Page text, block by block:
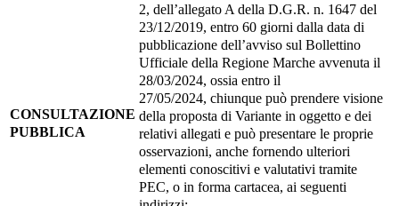
CONSULTAZIONE
PUBBLICA
2, dell’allegato A della D.G.R. n. 1647 del
23/12/2019, entro 60 giorni dalla data di
pubblicazione dell’avviso sul Bollettino
Ufficiale della Regione Marche avvenuta il
28/03/2024, ossia entro il
27/05/2024, chiunque può prendere visione
della proposta di Variante in oggetto e dei
relativi allegati e può presentare le proprie
osservazioni, anche fornendo ulteriori
elementi conoscitivi e valutativi tramite
PEC, o in forma cartacea, ai seguenti